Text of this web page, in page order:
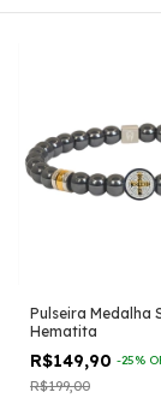
Pulseira Medalha
Hematita
R$149,90 -25%
R$199,00